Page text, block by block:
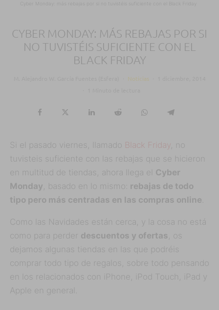
Cyber Monday: más rebajas por si no tuvistéis suficiente con el Black Friday
CYBER MONDAY: MÁS REBAJAS POR SI
NO TUVISTÉIS SUFICIENTE CON EL
BLACK FRIDAY
Noticias
Si el pasado viernes, llamado Black Friday, no
tuvisteis suficiente con las rebajas que se hicieron
en multitud de tiendas, ahora llega el Cyber
Monday, basado en lo mismo: rebajas de todo
tipo pero más centradas en las compras online.
Como las Navidades están cerca, y la cosa no está
como para perder descuentos y ofertas , os
dejamos algunas tiendas en las que podréis
comprar todo tipo de regalos, sobre todo pensando
en los relacionados con iPhone, iPod Touch, iPad y
Apple en general.